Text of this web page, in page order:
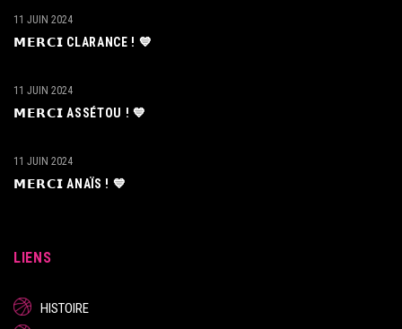
𝗠𝗘𝗥𝗖𝗜 CLARANCE ! 💙
11 JUIN 2024
𝗠𝗘𝗥𝗖𝗜 ASSÉTOU ! 💙
11 JUIN 2024
𝗠𝗘𝗥𝗖𝗜 ANAÏS ! 💙
11 JUIN 2024
LIENS
HISTOIRE